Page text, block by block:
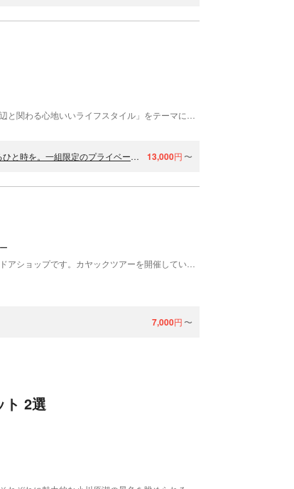
【青森・小川原湖・カヤックorSUP】夕暮れの特別な時間、日常を忘れるひと時を。一組限定のプライベートツアー 13,000円 〜
7,000円 〜
ト 2選